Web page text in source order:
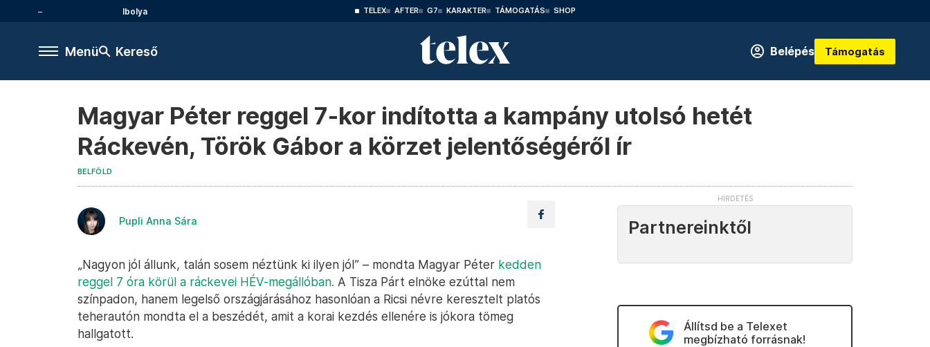
Ibolya TELEX AFTER G7 KARAKTER TÁMOGATÁS SHOP
Menü Kereső Belépés Támogatás
Magyar Péter reggel 7-kor indította a kampány utolsó hetét
Ráckevén, Török Gábor a körzet jelentőségéről ír
BELFÖLD
Pupli Anna Sára
„Nagyon jól állunk, talán sosem néztünk ki ilyen jól” – mondta Magyar Péter kedden
reggel 7 óra körül a ráckevei HÉV-megállóban. A Tisza Párt elnöke ezúttal nem
színpadon, hanem legelső országjárásához hasonlóan a Ricsi névre keresztelt platós
teherautón mondta el a beszédét, amit a korai kezdés ellenére is jókora tömeg
hallgatott.
Partnereinktől
Állítsd be a Telexet
megbízható forrásnak!